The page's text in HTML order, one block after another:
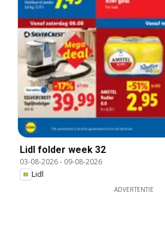
Lidl folder week 32
03-08-2026- 09-08-2026
Lidl
ADVERTENTIE